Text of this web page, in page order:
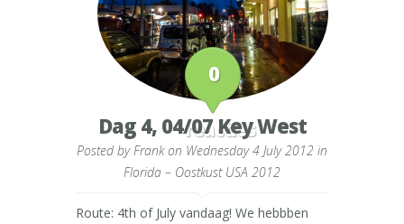
0
reacties
Dag 4, 04/07 Key West
Posted by Frankon Wednesday 4 July 2012 in
Florida – Oostkust USA 2012
Route: 4th of July vandaag! We hebbben